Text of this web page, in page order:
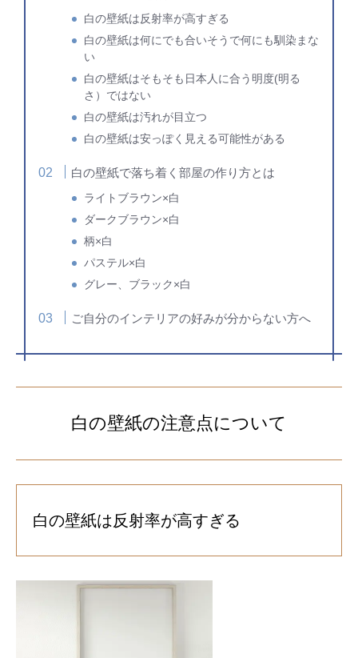
白の壁紙は反射率が高すぎる
白の壁紙は何にでも合いそうで何にも馴染まな
い
白の壁紙はそもそも日本人に合う明度(明る
さ）ではない
白の壁紙は汚れが目立つ
白の壁紙は安っぽく見える可能性がある
白の壁紙で落ち着く部屋の作り方とは
ライトブラウン×白
ダークブラウン×白
柄×白
パステル×白
グレー、ブラック×白
ご自分のインテリアの好みが分からない方へ
白の壁紙の注意点について
白の壁紙は反射率が高すぎる